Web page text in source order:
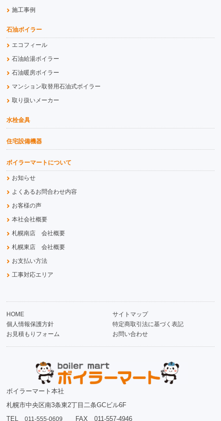
施工事例
石油ボイラー
エコフィール
石油給湯ボイラー
石油暖房ボイラー
マンション取替用石油式ボイラー
取り扱いメーカー
水栓金具
住宅設備機器
ボイラーマートについて
お知らせ
よくあるお問合わせ内容
お客様の声
本社会社概要
札幌南店 会社概要
札幌東店 会社概要
お支払い方法
工事対応エリア
HOME
サイトマップ
個人情報保護方針
特定商取引法に基づく表記
お見積もりフォーム
お問い合わせ
ボイラーマート本社
札幌市中央区南3条東2丁目二条GCビル6F
TEL011-555-0609 FAX 011-557-4946